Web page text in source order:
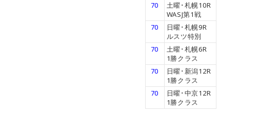
70
土曜･札幌10R
WASJ第1戦
70
日曜･札幌9R
ルスツ特別
70
土曜･札幌6R
1勝クラス
70
日曜･新潟12R
1勝クラス
70
日曜･中京12R
1勝クラス